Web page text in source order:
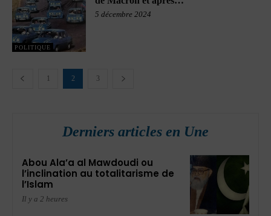
POLITIQUE
5 décembre 2024
2 3
Derniers articles en Une
Abou Ala’a al Mawdoudi ou
l’inclination au totalitarisme de
l’Islam
Il y a 2 heures